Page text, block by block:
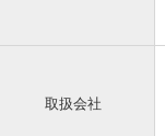
取扱会社